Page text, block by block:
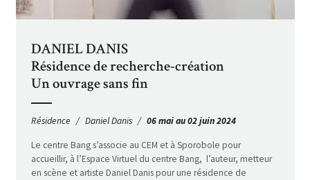
DANIEL DANIS
Résidence de recherche-création
Un ouvrage sans fin
Résidence Daniel Danis 06 mai au 02 juin 2024
Le centre Bang s’associe au CEM et à Sporobole pour
accueillir, à l’Espace Virtuel du centre Bang, l’auteur, metteur
en scène et artiste Daniel Danis pour une résidence de